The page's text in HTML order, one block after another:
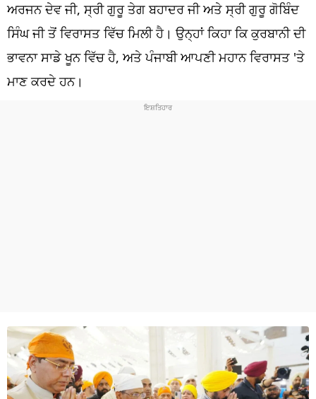
ਪੰਜਾਬ
ਧਰਮ
ਖੇਡਾਂ
ਅਰਜਨ ਦੇਵ ਜੀ, ਸ੍ਰੀ ਗੁਰੂ ਤੇਗ ਬਹਾਦਰ ਜੀ ਅਤੇ ਸ੍ਰੀ ਗੁਰੂ ਗੋਬਿੰਦ
ਸਿੰਘ ਜੀ ਤੋਂ ਵਿਰਾਸਤ ਵਿੱਚ ਮਿਲੀ ਹੈ। ਉਨ੍ਹਾਂ ਕਿਹਾ ਕਿ ਕੁਰਬਾਨੀ ਦੀ
ਭਾਵਨਾ ਸਾਡੇ ਖੂਨ ਵਿੱਚ ਹੈ, ਅਤੇ ਪੰਜਾਬੀ ਆਪਣੀ ਮਹਾਨ ਵਿਰਾਸਤ 'ਤੇ
ਮਾਣ ਕਰਦੇ ਹਨ।